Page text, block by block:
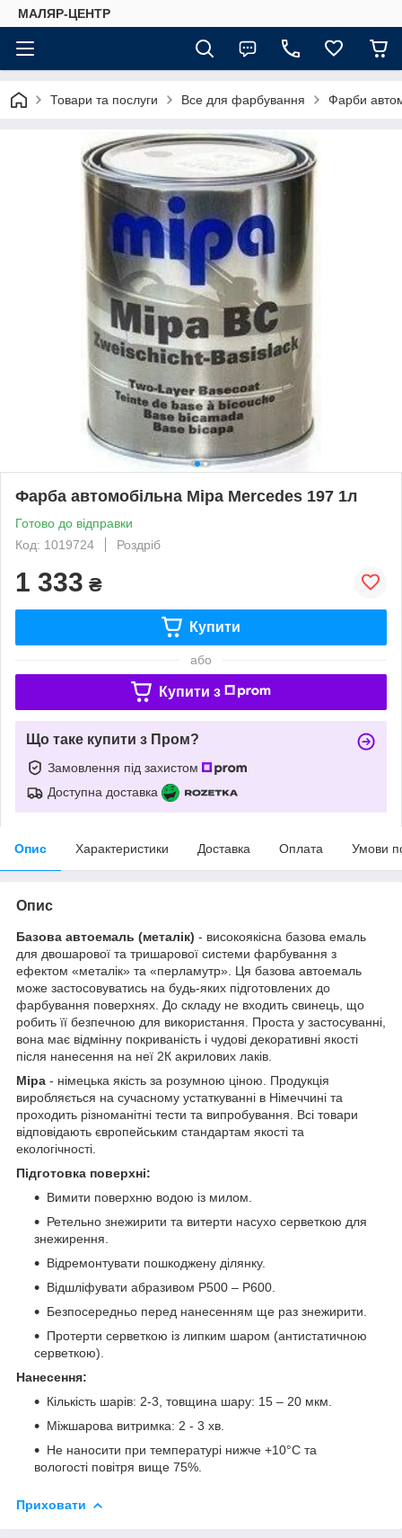
МАЛЯР-ЦЕНТР
Товари та послуги Все для фарбування Фарби
Фарба автомобільна Mipa Mercedes 197 1л
Готово до відправки
Код: 1019724
Роздріб
1 333 ₴
Купити
або
Купити з
Що таке купити з Пром?
Замовлення під захистом
Доступна доставка
Опис Характеристики Доставка Оплата Умови
Опис
Базова автоемаль (металік) - високоякісна базова емаль
для двошарової та тришарової системи фарбування з
ефектом «металік» та «перламутр». Ця базова автоемаль
може застосовуватись на будь-яких підготовлених до
фарбування поверхнях. До складу не входить свинець, що
робить її безпечною для використання. Проста у застосуванні,
вона має відмінну покриваність і чудові декоративні якості
після нанесення на неї 2К акрилових лаків.
Mipa - німецька якість за розумною ціною. Продукція
виробляється на сучасному устаткуванні в Німеччині та
проходить різноманітні тести та випробування. Всі товари
відповідають європейським стандартам якості та
екологічності.
Підготовка поверхні:
Вимити поверхню водою із милом.
Ретельно знежирити та витерти насухо серветкою для
знежирення.
Відремонтувати пошкоджену ділянку.
Відшліфувати абразивом Р500 – Р600.
Безпосередньо перед нанесенням ще раз знежирити.
Протерти серветкою із липким шаром (антистатичною
серветкою).
Нанесення:
Кількість шарів: 2-3, товщина шару: 15 – 20 мкм.
Міжшарова витримка: 2 - 3 хв.
Не наносити при температурі нижче +10°C та
вологості повітря вище 75%.
Приховати